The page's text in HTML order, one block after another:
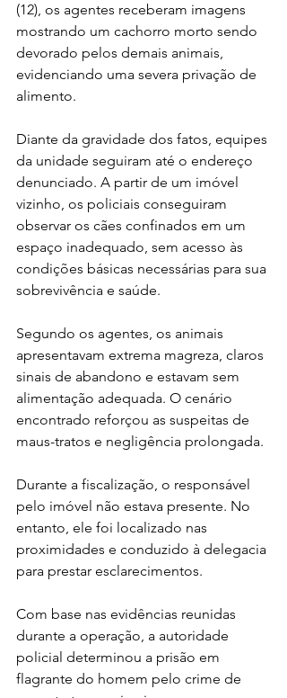
(12), os agentes receberam imagens
mostrando um cachorro morto sendo
devorado pelos demais animais,
evidenciando uma severa privação de
alimento.
Diante da gravidade dos fatos, equipes
da unidade seguiram até o endereço
denunciado. A partir de um imóvel
vizinho, os policiais conseguiram
observar os cães confinados em um
espaço inadequado, sem acesso às
condições básicas necessárias para sua
sobrevivência e saúde.
Segundo os agentes, os animais
apresentavam extrema magreza, claros
sinais de abandono e estavam sem
alimentação adequada. O cenário
encontrado reforçou as suspeitas de
maus-tratos e negligência prolongada.
Durante a fiscalização, o responsável
pelo imóvel não estava presente. No
entanto, ele foi localizado nas
proximidades e conduzido à delegacia
para prestar esclarecimentos.
Com base nas evidências reunidas
durante a operação, a autoridade
policial determinou a prisão em
flagrante do homem pelo crime de